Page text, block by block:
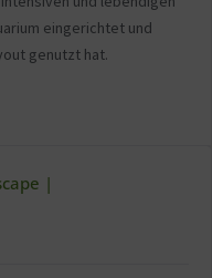
eingerichtet und
genutzt hat.
|